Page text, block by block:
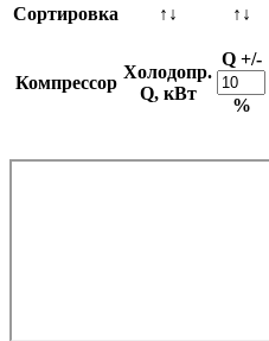
Сортировка
↑↓ ↑↓
Компрессор
Холодопр.
Q, кВт
Q +/-
%